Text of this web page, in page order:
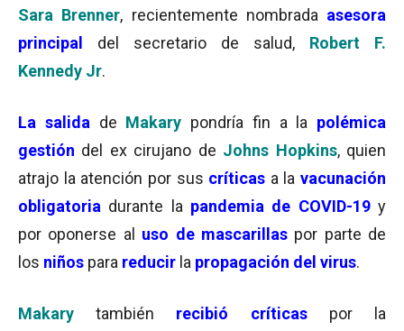
Sara Brenner, recientemente nombrada asesora
principal
del secretario de salud, Robert F.
Kennedy Jr.
La salida de Makary pondría fin a la polémica
gestión del ex cirujano de Johns Hopkins, quien
atrajo la atención por sus críticas a la vacunación
obligatoria durante la pandemia de COVID-19y
por oponerse al
uso de mascarillaspor parte de
los niños para reducir la propagación del virus.
Makary también recibió críticas
por la